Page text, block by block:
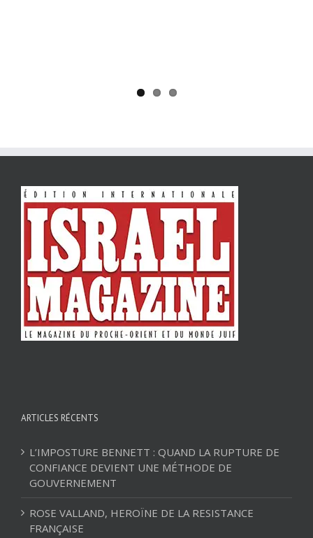
ARTICLES RÉCENTS
L’IMPOSTURE BENNETT : QUAND LA RUPTURE DE
CONFIANCE DEVIENT UNE MÉTHODE DE
GOUVERNEMENT
ROSE VALLAND, HEROÏNE DE LA RESISTANCE
FRANÇAISE